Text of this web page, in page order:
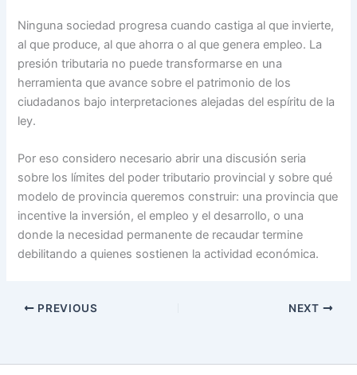
Ninguna sociedad progresa cuando castiga al que invierte,
al que produce, al que ahorra o al que genera empleo. La
presión tributaria no puede transformarse en una
herramienta que avance sobre el patrimonio de los
ciudadanos bajo interpretaciones alejadas del espíritu de la
ley.
Por eso considero necesario abrir una discusión seria
sobre los límites del poder tributario provincial y sobre qué
modelo de provincia queremos construir: una provincia que
incentive la inversión, el empleo y el desarrollo, o una
donde la necesidad permanente de recaudar termine
debilitando a quienes sostienen la actividad económica.
PREVIOUS NEXT